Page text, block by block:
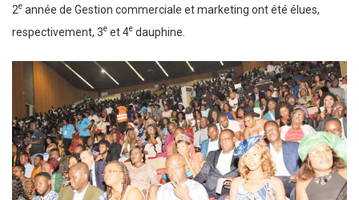
2e année de Gestion commerciale et marketing ont été élues,
respectivement, 3e et 4e dauphine.